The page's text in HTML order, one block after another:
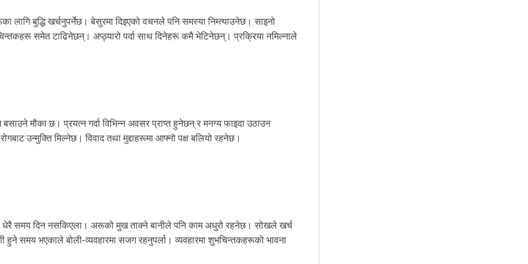
बुद्धि खर्चनुपर्नेछ। बेसुरमा दिइएको वचनले पनि समस्या निम्त्याउनेछ। साइनो
समेत टाढिनेछन्। अप्ठ्यारो पर्दा साथ दिनेहरू कमै भेटिनेछन्। प्रक्रिया नमिल्नाले
मौका छ। प्रयत्न गर्दा विभिन्न अवसर प्राप्त हुनेछन् र मनग्य फाइदा उठाउन
उन्मुक्ति मिल्नेछ। विवाद तथा मुद्दाहरूमा आफ्नो पक्ष बलियो रहनेछ।
धेरै समय दिन नसकिएला। अरूको मुख ताक्ने बानीले पनि काम अधुरो रहनेछ। सोखले खर्च
समय भएकाले बोली-व्यवहारमा सजग रहनुपर्ला। व्यवहारमा शुभचिन्तकहरूको भावना